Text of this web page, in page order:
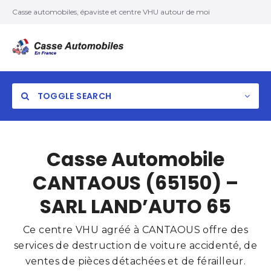
Casse automobiles, épaviste et centre VHU autour de moi
TOGGLE SEARCH
Casse Automobile
CANTAOUS (65150) –
SARL LAND’AUTO 65
Ce centre VHU agréé à CANTAOUS offre des
services de destruction de voiture accidenté, de
ventes de pièces détachées et de férailleur.